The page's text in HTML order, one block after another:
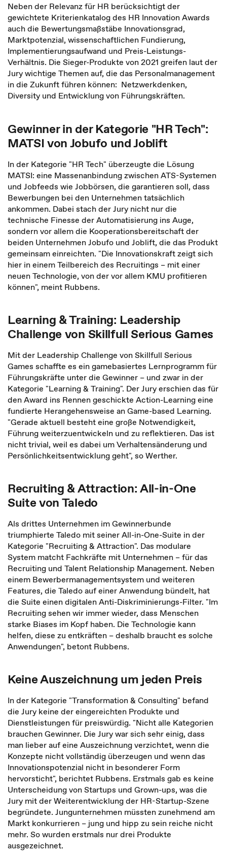
Neben der Relevanz für HR berücksichtigt der
gewichtete Kriterienkatalog des HR Innovation Awards
auch die Bewertungsmaßstäbe Innovationsgrad,
Marktpotenzial, wissenschaftlichen Fundierung,
Implementierungsaufwand und Preis-Leistungs-
Verhältnis. Die Sieger-Produkte von 2021 greifen laut der
Jury wichtige Themen auf, die das Personalmanagement
in die Zukunft führen können: Netzwerkdenken,
Diversity und Entwicklung von Führungskräften.
Gewinner in der Kategorie "HR Tech":
MATSI von Jobufo und Joblift
In der Kategorie "HR Tech" überzeugte die Lösung
MATSI: eine Massenanbindung zwischen ATS-Systemen
und Jobfeeds wie Jobbörsen, die garantieren soll, dass
Bewerbungen bei den Unternehmen tatsächlich
ankommen. Dabei stach der Jury nicht nur die
technische Finesse der Automatisierung ins Auge,
sondern vor allem die Kooperationsbereitschaft der
beiden Unternehmen Jobufo und Joblift, die das Produkt
gemeinsam einreichten. "Die Innovationskraft zeigt sich
hier in einem Teilbereich des Recruitings – mit einer
neuen Technologie, von der vor allem KMU profitieren
können", meint Rubbens.
Learning & Training: Leadership
Challenge von Skillfull Serious Games
Mit der Leadership Challenge von Skillfull Serious
Games schaffte es ein gamebasiertes Lernprogramm für
Führungskräfte unter die Gewinner – und zwar in der
Kategorie "Learning & Training". Der Jury erschien das für
den Award ins Rennen geschickte Action-Learning eine
fundierte Herangehensweise an Game-based Learning.
"Gerade aktuell besteht eine große Notwendigkeit,
Führung weiterzuentwickeln und zu reflektieren. Das ist
nicht trivial, weil es dabei um Verhaltensänderung und
Persönlichkeitsentwicklung geht", so Werther.
Recruiting & Attraction: All-in-One
Suite von Taledo
Als drittes Unternehmen im Gewinnerbunde
triumphierte Taledo mit seiner All-in-One-Suite in der
Kategorie "Recruiting & Attraction". Das modulare
System matcht Fachkräfte mit Unternehmen – für das
Recruiting und Talent Relationship Management. Neben
einem Bewerbermanagementsystem und weiteren
Features, die Taledo auf einer Anwendung bündelt, hat
die Suite einen digitalen Anti-Diskriminierungs-Filter. "Im
Recruiting sehen wir immer wieder, dass Menschen
starke Biases im Kopf haben. Die Technologie kann
helfen, diese zu entkräften – deshalb braucht es solche
Anwendungen", betont Rubbens.
Keine Auszeichnung um jeden Preis
In der Kategorie "Transformation & Consulting" befand
die Jury keine der eingereichten Produkte und
Dienstleistungen für preiswürdig. "Nicht alle Kategorien
brauchen Gewinner. Die Jury war sich sehr einig, dass
man lieber auf eine Auszeichnung verzichtet, wenn die
Konzepte nicht vollständig überzeugen und wenn das
Innovationspotenzial nicht in besonderer Form
hervorsticht", berichtet Rubbens. Erstmals gab es keine
Unterscheidung von Startups und Grown-ups, was die
Jury mit der Weiterentwicklung der HR-Startup-Szene
begründete. Jungunternehmen müssten zunehmend am
Markt konkurrieren – jung und hipp zu sein reiche nicht
mehr. So wurden erstmals nur drei Produkte
ausgezeichnet.